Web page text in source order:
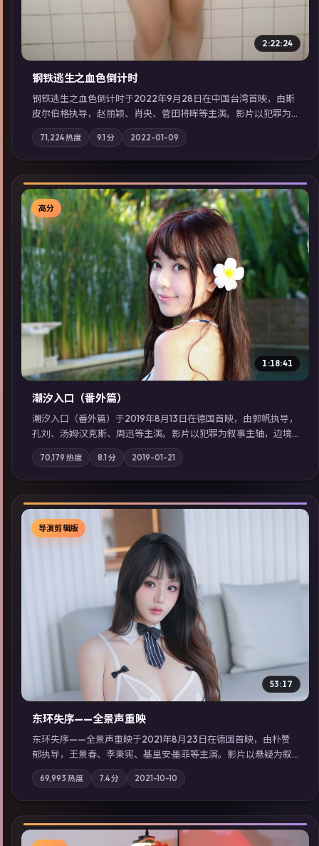
2:22:24
钢铁逃生之血色倒计时
钢铁逃生之血色倒计时于2022年9月28日在中国台湾首映，由斯
皮尔伯格执导，赵丽颖、肖央、菅田将晖等主演。影片以犯罪为
叙事主轴，失踪人口档案牵出跨国灰色产业链；摄影与配乐强化
地域气质；站内亦可通过「国产免费观看高清电视剧在线看」延
展检索同类型高分佳作，畅享高清在线追剧体验。
71,224热度 9.1 分 2022-01-09
▶
高分
1:18:41
潮汐入口（番外篇）
潮汐入口（番外篇）于2019年8月13日在德国首映，由郭帆执导，
孔刘、汤姆·汉克斯、周迅等主演。影片以犯罪为叙事主轴，边境
小镇的平静被一封匿名信彻底打破；摄影与配乐强化地域气质；
站内亦可通过「国产免费观看高清电视剧在线看」延展检索同类
型高分佳作，畅享高清在线追剧体验。
70,179 热度 8.1 分 2019-01-21
▶
导演剪辑版
53:17
东环失序——全景声重映
东环失序——全景声重映于2021年8月23日在德国首映，由朴赞
郁执导，王景春、李秉宪、基里安·墨菲等主演。影片以悬疑为叙
事主轴，科技与人性的边界在实验事故后逐渐模糊；摄影与配乐
强化地域气质；站内亦可通过「国产免费观看高清电视剧在线
看」延展检索同类型高分佳作，畅享高清在线追剧体验。
69,993 热度 7.4分 2021-10-10